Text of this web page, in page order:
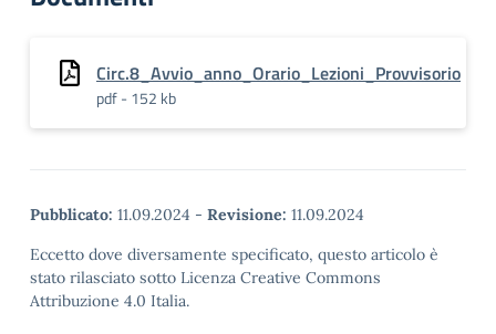
Circ.8_Avvio_anno_Orario_Lezioni_Provvisorio
pdf - 152 kb
Pubblicato: 11.09.2024 - Revisione: 11.09.2024
Eccetto dove diversamente specificato, questo articolo è
stato rilasciato sotto Licenza Creative Commons
Attribuzione 4.0 Italia.